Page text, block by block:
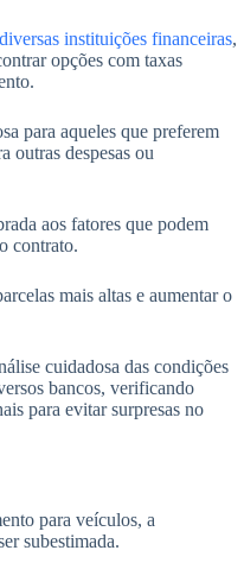
instituições financeiras,
opções com taxas
para aqueles que preferem
outras despesas ou
aos fatores que podem
contrato.
mais altas e aumentar o
cuidadosa das condições
bancos, verificando
para evitar surpresas no
para veículos, a
subestimada.